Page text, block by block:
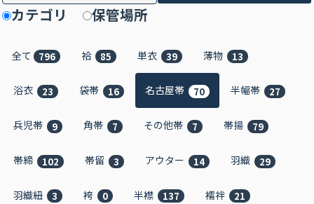
カテゴリ 保管場所
全て 796 袷 85 単衣 39 薄物 13
浴衣 23 袋帯 16 名古屋帯 70 半幅帯 27
兵児帯 9 角帯 7 その他帯 7 帯揚 79
帯締 102 帯留 3 アウター 14 羽織 29
羽織紐 3 袴 0 半襟 137 襦袢 21